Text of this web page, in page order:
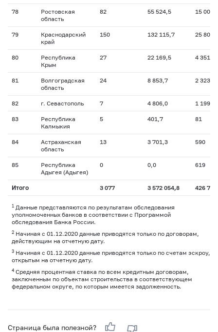
78
Ростовская
область
82 55 524,5 15 004
79
Краснодарский
край
150 132 115,7 25 803
80
Республика
Крым
27 22 169,5 4 351
81
Волгоградская
область
24 8 853,7 2 323
82 г. Севастополь 7 4 806,0 1 199
83
Республика
Калмыкия
5 401,7 81
84
Астраханская
область
13 3 701,3 590
85
Республика
Адыгея (Адыгея)
0 0,0 619
Итого 3 077 3 572 054,8 426 758
1 Данные представляются по результатам обследования
уполномоченных банков в соответствии с Программой
обследования Банка России.
2 Начиная с 01.12.2020 данные приводятся только по договорам,
действующим на отчетную дату.
3 Начиная с 01.12.2020 данные приводятся только по счетам эскроу,
открытым на отчетную дату.
4 Средняя процентная ставка по всем кредитным договорам,
заключенным по объектам строительства в соответствующем
федеральном округе, по которым имеется задолженность.
Страница была полезной?